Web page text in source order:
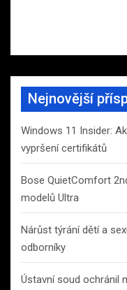
Nejnovější
Windows 11 Insider:
vypršení certifikátů
Bose QuietComfort
modelů Ultra
Nárůst týrání dětí a
odborníky
Ústavní soud ochránil